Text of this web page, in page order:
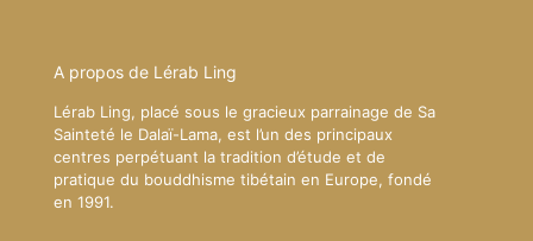
A propos de Lérab Ling
Lérab Ling, placé sous le gracieux parrainage de Sa
Sainteté le Dalaï-Lama, est l’un des principaux
centres perpétuant la tradition d’étude et de
pratique du bouddhisme tibétain en Europe, fondé
en 1991.